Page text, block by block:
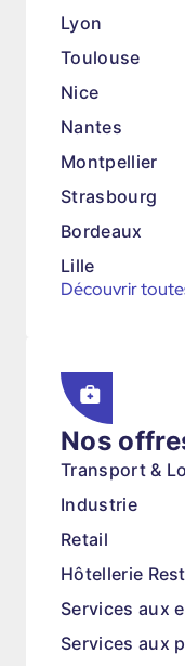
Lyon
Toulouse
Nice
Nantes
Montpellier
Strasbourg
Bordeaux
Lille
Découvrir
Nos
Transport &
Industrie
Retail
Hôtellerie
Services aux
Services aux